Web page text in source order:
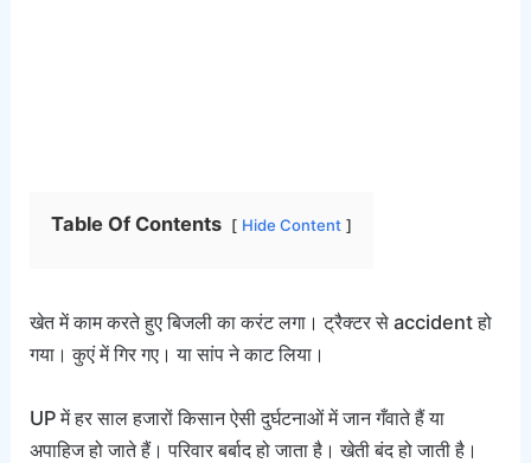
Table Of Contents Hide Content
खेत में काम करते हुए बिजली का करंट लगा। ट्रैक्टर से accident हो
गया। कुएं में गिर गए। या सांप ने काट लिया।
UP में हर साल हजारों किसान ऐसी दुर्घटनाओं में जान गँवाते हैं या
अपाहिज हो जाते हैं। परिवार बर्बाद हो जाता है। खेती बंद हो जाती है।